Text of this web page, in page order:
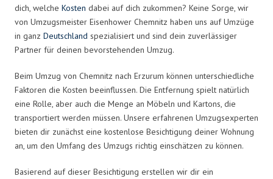
dich, welche Kosten dabei auf dich zukommen? Keine Sorge, wir
von Umzugsmeister Eisenhower Chemnitz haben uns auf Umzüge
in ganz Deutschland spezialisiert und sind dein zuverlässiger
Partner für deinen bevorstehenden Umzug.
Beim Umzug von Chemnitz nach Erzurum können unterschiedliche
Faktoren die Kosten beeinflussen. Die Entfernung spielt natürlich
eine Rolle, aber auch die Menge an Möbeln und Kartons, die
transportiert werden müssen. Unsere erfahrenen Umzugsexperten
bieten dir zunächst eine kostenlose Besichtigung deiner Wohnung
an, um den Umfang des Umzugs richtig einschätzen zu können.
Basierend auf dieser Besichtigung erstellen wir dir ein